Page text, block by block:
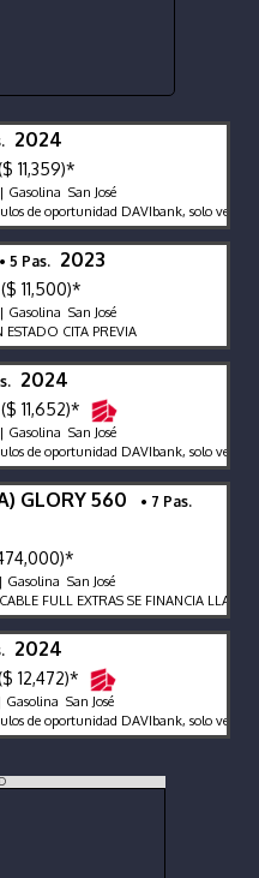
2024
11,359)*
San José
de oportunidad DAVIbank, solo venta
• 5 Pas. 2023
($ 11,500)*
San José
CITA PREVIA
2024
($ 11,652)*
San José
de oportunidad DAVIbank, solo venta
GLORY 560 • 7 Pas.
San José
FULL EXTRAS SE FINANCIA LLAME
2024
12,472)*
San José
de oportunidad DAVIbank, solo venta